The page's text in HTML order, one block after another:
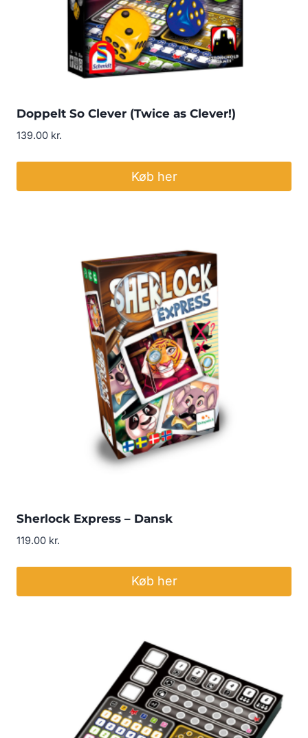
Doppelt So Clever (Twice as Clever!)
139.00 kr.
Køb her
Sherlock Express – Dansk
119.00 kr.
Køb her